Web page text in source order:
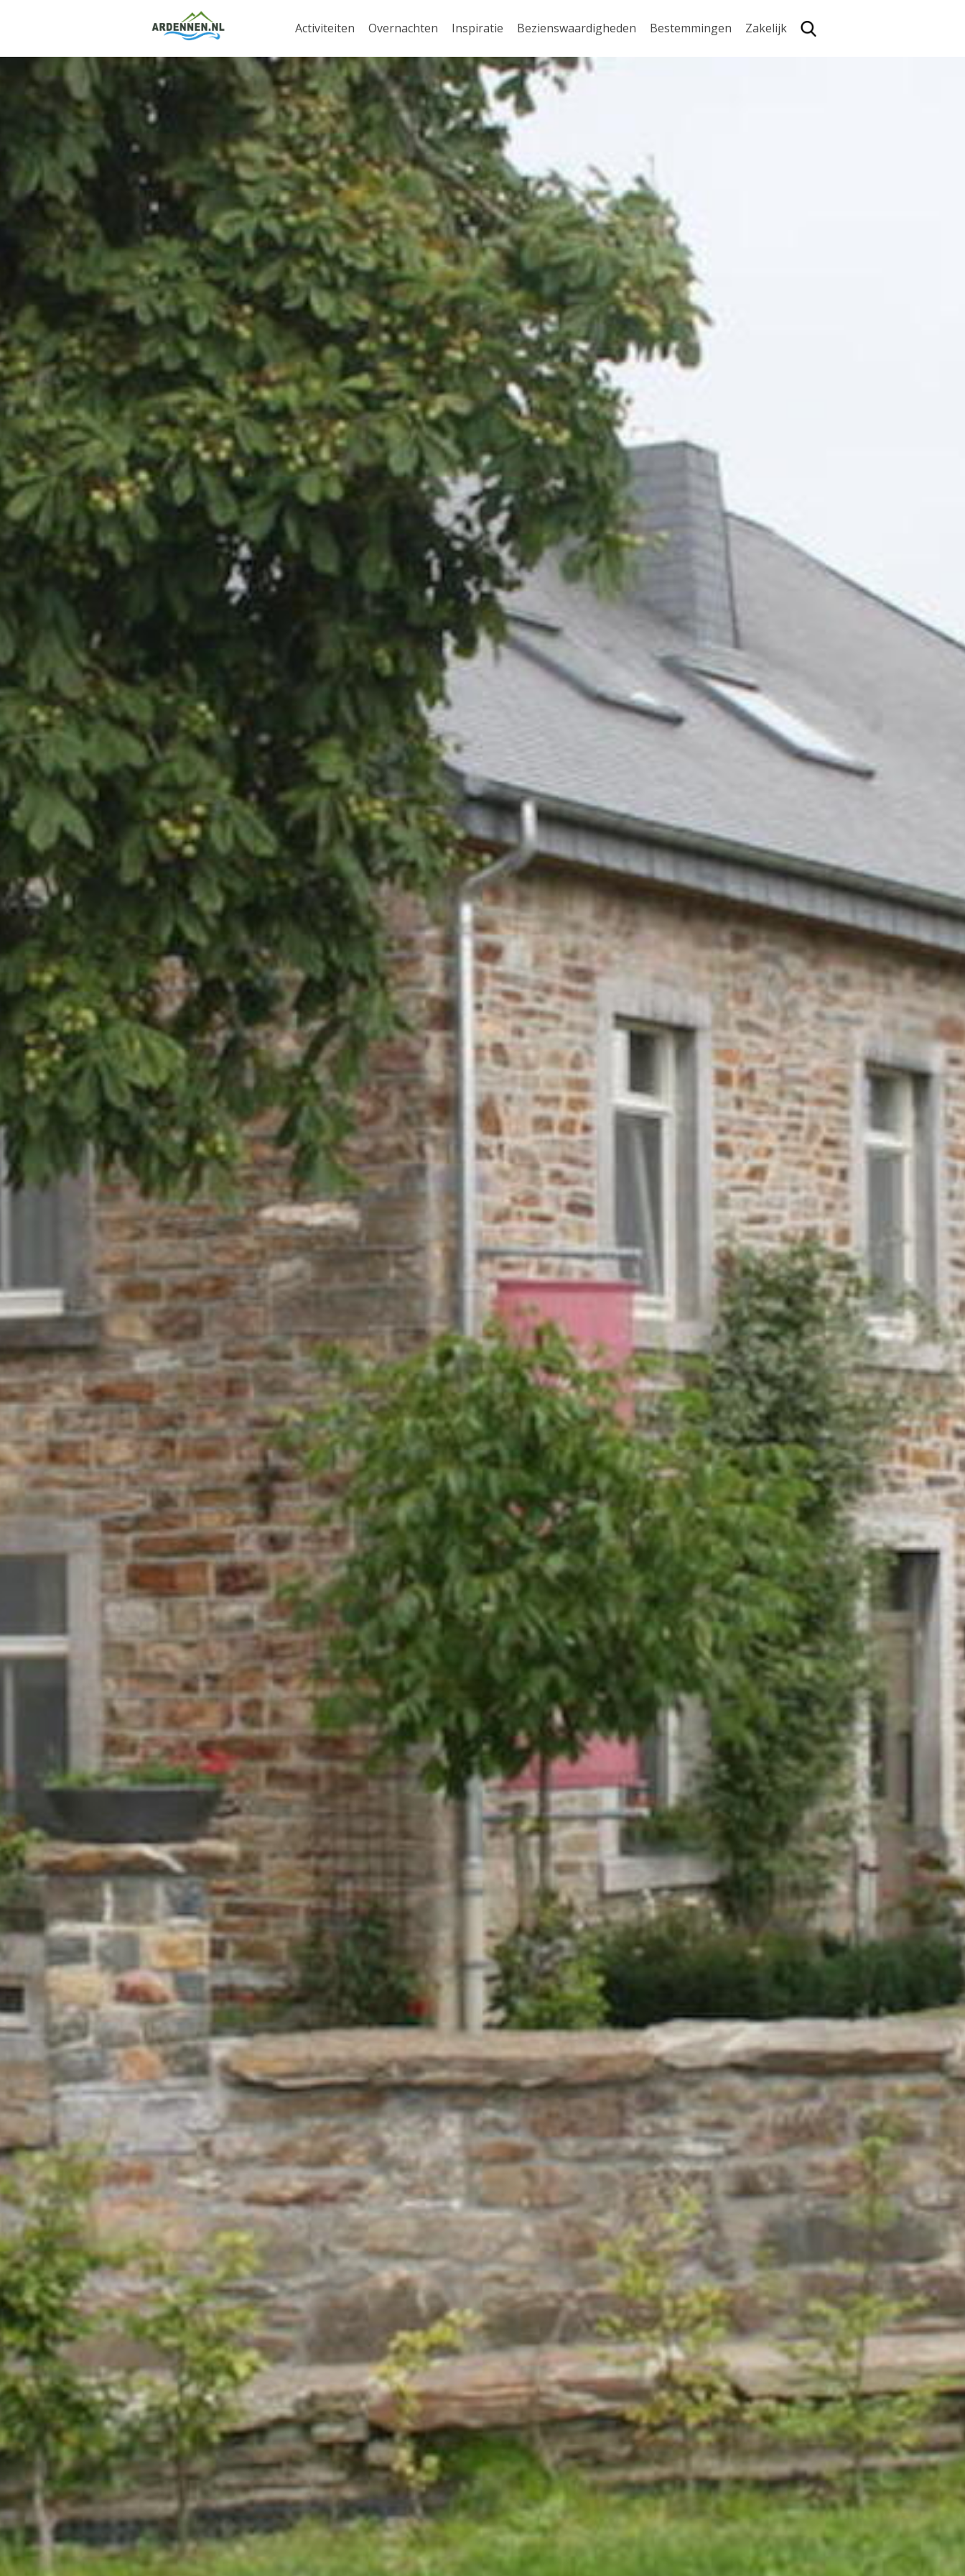
Activiteiten Overnachten Inspiratie Bezienswaardigheden Bestemmingen Zakelijk